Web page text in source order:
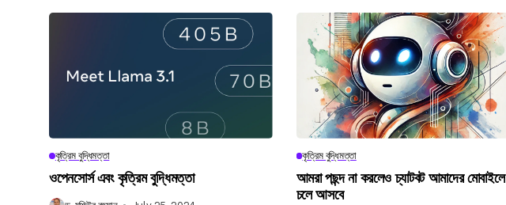
কৃত্রিম বুদ্ধিমত্তা
ওপেনসোর্স এবং কৃত্রিম বুদ্ধিমত্তা
কৃত্রিম বুদ্ধিমত্তা
আমরা পছন্দ না করলেও চ্যাটবট আমাদের মোবাইলে
চলে আসবে